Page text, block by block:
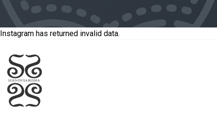
Instagram has returned invalid data.